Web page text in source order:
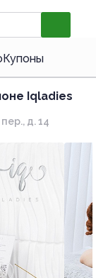
Iqladies
д. 14